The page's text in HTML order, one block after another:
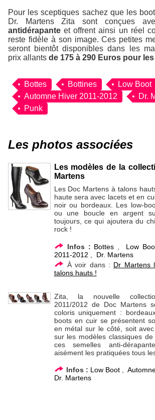
Pour les sceptiques sachez que les
Dr. Martens Zita sont conçues
antidérapante et offrent ainsi un réel
reste fidèle à son image. Ces petites
seront bientôt disponibles dans les
prix allants de 175 à 290 Euros pour
Bottes Bottines
Low Boot
Automne Hiver 2011-2012
Dr.
Punk
Les photos associées
Les modèles de la
Martens
Les Doc Martens à talons
haute sera avec lacets et en
noir ou bordeaux. Les low-
ou une boucle en argent
toujours, ce qui ajoutera du
rock !
Infos : Bottes Low
2011-2012
Dr. Martens
À voir dans : Dr Martens
talons hauts !
Zita, la nouvelle
2011/2012 de Doc Martens
coloris uniquement :
boots en cuir se présentent
en métal sur le côté, soit
sur les modèles classiques
ces semelles anti-
aisément les pratiquées tous
Infos : Low Boot,
Dr. Martens